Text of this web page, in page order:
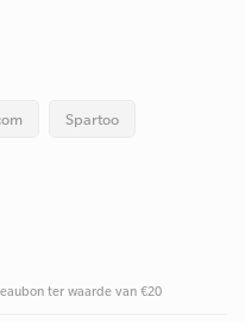
Spartoo
ter waarde van €20